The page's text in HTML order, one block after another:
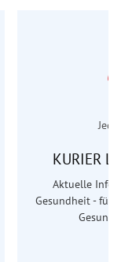
KURIER
Aktuelle
Gesundheit - für